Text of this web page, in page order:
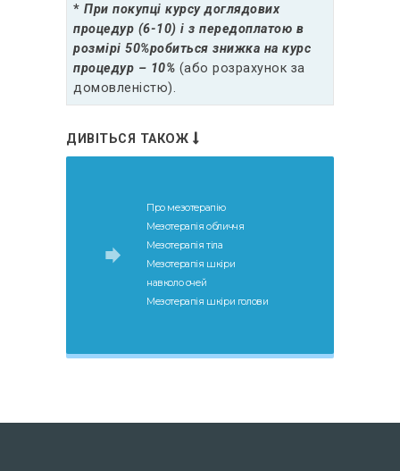
*При покупці курсу доглядових
процедур (6-10) і з передоплатою в
розмірі 50%робиться знижка на курс
процедур – 10% (або розрахунок за
домовленістю).
ДИВІТЬСЯ ТАКОЖ
Про мезотерапію
Мезотерапія обличчя
Мезотерапія тіла
Мезотерапія шкіри
навколо очей
Мезотерапія шкіри голови